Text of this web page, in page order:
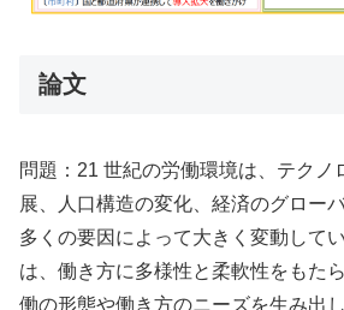
論文
問題：21 世紀の労働環境は、テクノ
展、人口構造の変化、経済のグロー
多くの要因によって大きく変動して
は、働き方に多様性と柔軟性をもた
働の形態や働き方のニーズを生み出